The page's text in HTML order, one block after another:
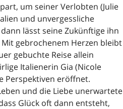
um seiner Verlobten (Julie
und unvergessliche
lässt seine Zukünftige ihn
gebrochenem Herzen bleibt
gebuchte Reise allein
Italienerin Gia (Nicole
Perspektiven eröffnet.
und die Liebe unerwartete
Glück oft dann entsteht,